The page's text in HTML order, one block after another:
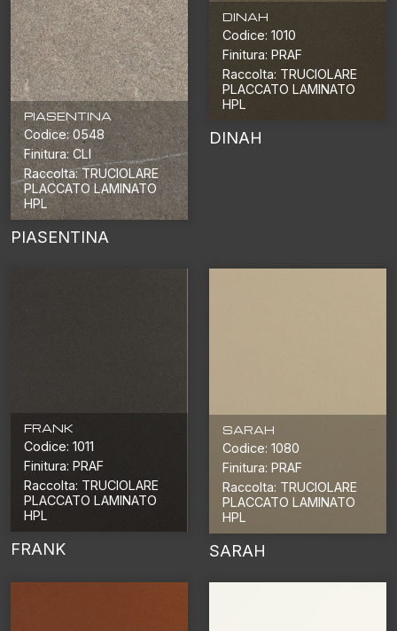
PIASENTINA
Codice: 0548
Finitura: CLI
Raccolta: TRUCIOLARE
PLACCATO LAMINATO
HPL
PIASENTINA
DINAH
Codice: 1010
Finitura: PRAF
Raccolta: TRUCIOLARE
PLACCATO LAMINATO
HPL
DINAH
FRANK
Codice: 1011
Finitura: PRAF
Raccolta: TRUCIOLARE
PLACCATO LAMINATO
HPL
FRANK
SARAH
Codice: 1080
Finitura: PRAF
Raccolta: TRUCIOLARE
PLACCATO LAMINATO
HPL
SARAH